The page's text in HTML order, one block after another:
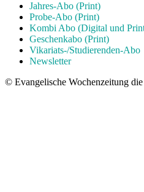
Jahres-Abo (Print)
Probe-Abo (Print)
Kombi Abo (Digital und
Geschenkabo (Print)
Vikariats-/Studierenden-Abo
Newsletter
© Evangelische Wochenzeitung